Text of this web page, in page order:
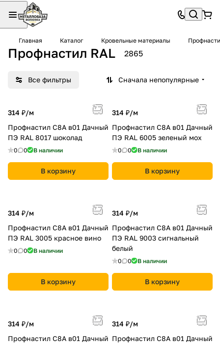
Главная Каталог Кровельные материалы
Профнастил RAL 2865
Все фильтры Сначала непопулярные
314 ₽/м
Профнастил С8A в01 Дачный
ПЭ RAL 8017 шоколад
0 0 В наличии
В корзину
314 ₽/м
Профнастил С8A в01 Дачный
ПЭ RAL 6005 зеленый мох
0 0 В наличии
В корзину
314 ₽/м
Профнастил С8A в01 Дачный
ПЭ RAL 3005 красное вино
0 0 В наличии
В корзину
314 ₽/м
Профнастил С8A в01 Дачный
ПЭ RAL 9003 сигнальный
белый
0 0 В наличии
В корзину
314 ₽/м
Профнастил С8A в01 Дачный
314 ₽/м
Профнастил С8A в01 Дачный